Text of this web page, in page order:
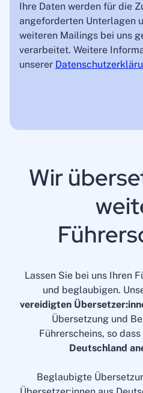
Ihre Daten werden für die
angeforderten Unterlagen
weiteren Mailings bei uns
verarbeitet. Weitere
unserer
Wir
Lassen Sie bei uns Ihren
und beglaubigen.
vereidigten
Übersetzung und
Führerscheins, so
Deutschland
Beglaubigte